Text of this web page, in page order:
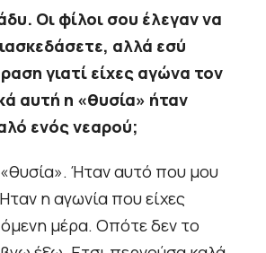
Οι φίλοι σου έλεγαν να
αλλά εσύ
γιατί είχες αγώνα τον
αυτή η «θυσία» ήταν
ενός νεαρού;
Ήταν αυτό που μου
η αγωνία που είχες
μέρα. Οπότε δεν το